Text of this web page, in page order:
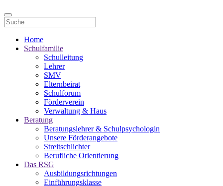
Home
Schulfamilie
Schulleitung
Lehrer
SMV
Elternbeirat
Schulforum
Förderverein
Verwaltung & Haus
Beratung
Beratungslehrer & Schulpsychologin
Unsere Förderangebote
Streitschlichter
Berufliche Orientierung
Das RSG
Ausbildungsrichtungen
Einführungsklasse